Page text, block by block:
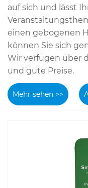
auf sich und lässt
einen gebogenen
können Sie sich
Wir verfügen über
und gute Preise.
Mehr sehen >>